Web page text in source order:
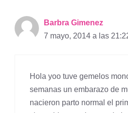
Barbra Gimenez
7 mayo, 2014 a las
Hola yoo tuve gemelos
semanas un embarazo de
nacieron parto normal el